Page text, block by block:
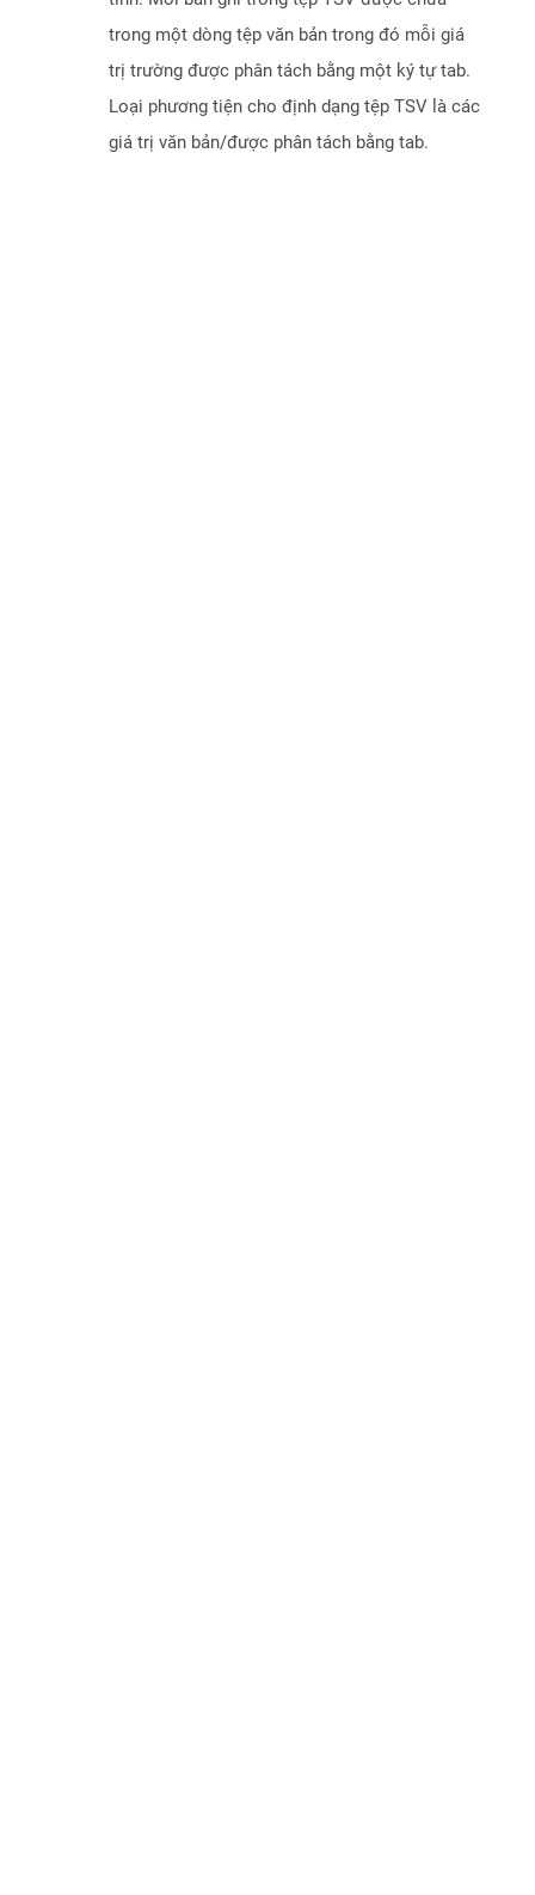
trong một dòng tệp văn bản trong đó mỗi giá
trị trường được phân tách bằng một ký tự tab.
Loại phương tiện cho định dạng tệp TSV là các
giá trị văn bản/được phân tách bằng tab.